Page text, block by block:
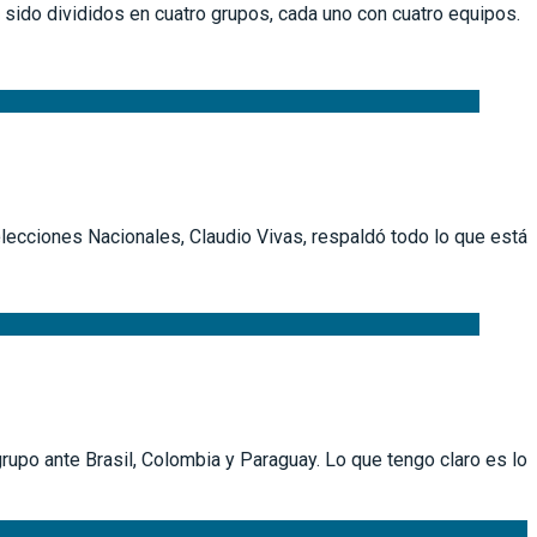
divididos en cuatro grupos, cada uno con cuatro equipos.
Nacionales, Claudio Vivas, respaldó todo lo que está
ante Brasil, Colombia y Paraguay. Lo que tengo claro es lo